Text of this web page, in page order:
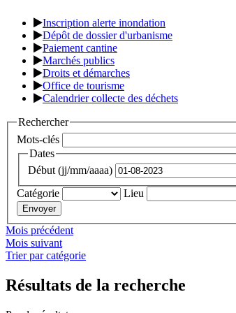
Inscription alerte inondation
Dépôt de dossier d'urbanisme
Paiement cantine
Marchés publics
Droits et démarches
Office de tourisme
Calendrier collecte des déchets
Rechercher
Mots-clés
Dates
Début (jj/mm/aaaa)
Catégorie
Lieu
Mois précédent
Mois suivant
Trier par catégorie
Résultats de la recherche